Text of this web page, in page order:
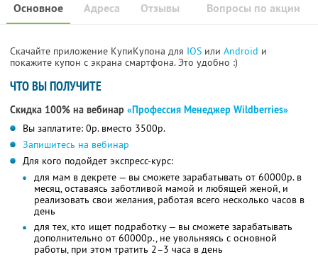
Основное Отзывы Вопросы по акции
Адреса
Скачайте приложение КупиКупона для IOS или Android и
покажите купон с экрана смартфона. Это удобно :)
ЧТО ВЫ ПОЛУЧИТЕ
Скидка 100% на вебинар «Профессия Менеджер Wildberries»
Вы заплатите: 0р. вместо 3500р.
Запишитесь на вебинар
Для кого подойдет экспресс-курс:
для мам в декрете — вы сможете зарабатывать от 60000р. в
месяц, оставаясь заботливой мамой и любящей женой, и
реализовать свои желания, работая всего несколько часов в
день
для тех, кто ищет подработку — вы сможете зарабатывать
дополнительно от 60000р., не увольняясь с основной
работы, при этом тратить 2–3 часа в день